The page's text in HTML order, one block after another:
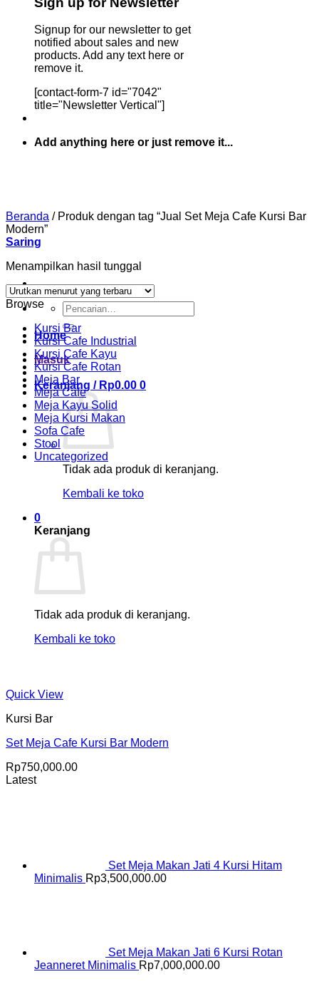
Signup for our newsletter to get
notified about sales and new
products. Add any text here or
remove it.
[contact-form-7 id="7042"
title="Newsletter Vertical"]
Add anything here or just remove it...
Pencarian
untuk:
Home
Masuk
Keranjang / Rp0.00 0
Tidak ada produk di keranjang.
Kembali ke toko
0
Keranjang
Tidak ada produk di keranjang.
Kembali ke toko
Beranda /Produk dengan tag “Jual Set Meja Cafe Kursi Bar
Modern”
Saring
Menampilkan hasil tunggal
Browse
Kursi Bar
Kursi Cafe Industrial
Kursi Cafe Kayu
Kursi Cafe Rotan
Meja Bar
Meja Cafe
Meja Kayu Solid
Meja Kursi Makan
Sofa Cafe
Stool
Uncategorized
Quick View
Kursi Bar
Set Meja Cafe Kursi Bar Modern
Rp750,000.00
Latest
Set Meja Makan Jati 4 Kursi Hitam
Minimalis Rp3,500,000.00
Set Meja Makan Jati 6 Kursi Rotan
Jeanneret Minimalis Rp7,000,000.00